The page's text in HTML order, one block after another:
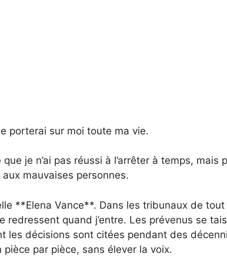
porterai sur moi toute ma vie.
que je n’ai pas réussi à l’arrêter à temps, mais
mauvaises personnes.
**Elena Vance**. Dans les tribunaux de
redressent quand j’entre. Les prévenus se
les décisions sont citées pendant des
pièce par pièce, sans élever la voix.